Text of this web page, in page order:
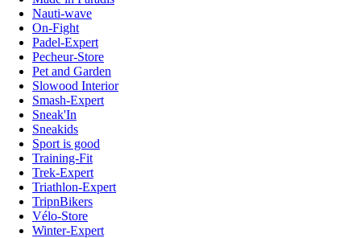
Nauti-wave
On-Fight
Padel-Expert
Pecheur-Store
Pet and Garden
Slowood Interior
Smash-Expert
Sneak'In
Sneakids
Sport is good
Training-Fit
Trek-Expert
Triathlon-Expert
TripnBikers
Vélo-Store
Winter-Expert